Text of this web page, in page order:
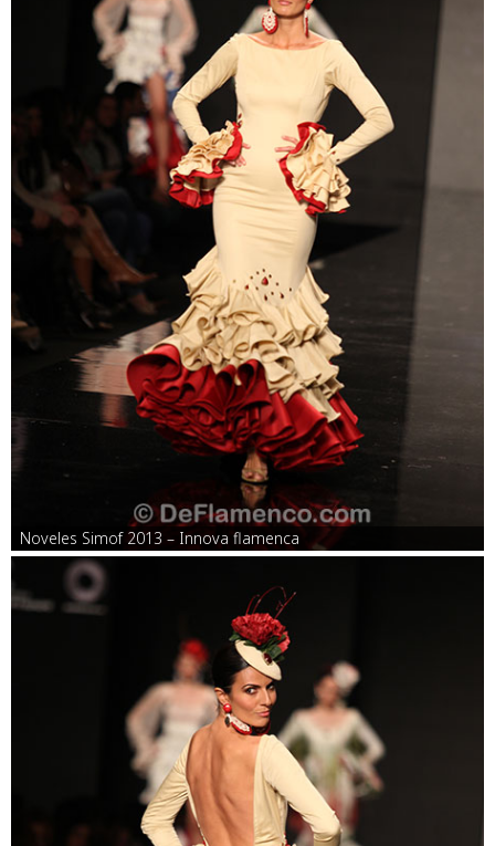
Noveles Simof 2013 – Innova flamenca